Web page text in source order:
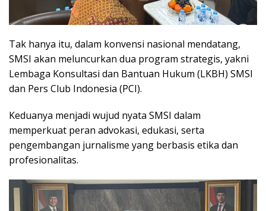
Tak hanya itu, dalam konvensi nasional mendatang,
SMSI akan meluncurkan dua program strategis, yakni
Lembaga Konsultasi dan Bantuan Hukum (LKBH) SMSI
dan Pers Club Indonesia (PCI).
Keduanya menjadi wujud nyata SMSI dalam
memperkuat peran advokasi, edukasi, serta
pengembangan jurnalisme yang berbasis etika dan
profesionalitas.